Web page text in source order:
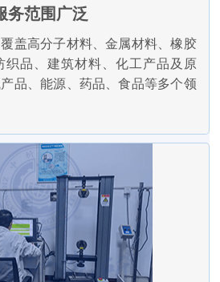
务范围广泛
盖高分子材料、金属材料、橡胶
织品、建筑材料、化工产品及原
品、能源、药品、食品等多个领